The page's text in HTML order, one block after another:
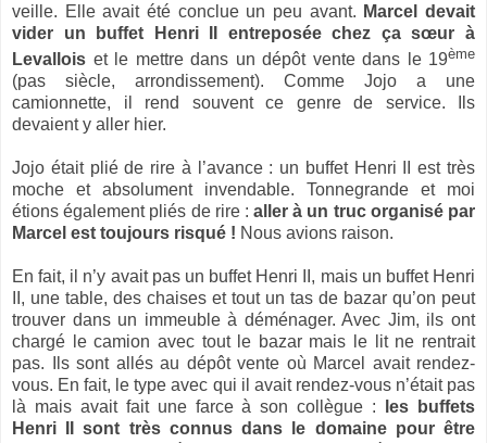
veille. Elle avait été conclue un peu avant. Marcel devait
vider un buffet Henri II entreposée chez ça sœur à
Levallois et le mettre dans un dépôt vente dans le 19ème
(pas siècle, arrondissement). Comme Jojo a une
camionnette, il rend souvent ce genre de service. Ils
devaient y aller hier.
Jojo était plié de rire à l’avance : un buffet Henri II est très
moche et absolument invendable. Tonnegrande et moi
étions également pliés de rire :aller à un truc organisé par
Marcel est toujours risqué ! Nous avions raison.
En fait, il n’y avait pas un buffet Henri II, mais un buffet Henri
II, une table, des chaises et tout un tas de bazar qu’on peut
trouver dans un immeuble à déménager. Avec Jim, ils ont
chargé le camion avec tout le bazar mais le lit ne rentrait
pas. Ils sont allés au dépôt vente où Marcel avait rendez-
vous. En fait, le type avec qui il avait rendez-vous n’était pas
là mais avait fait une farce à son collègue :
les buffets
Henri II sont très connus dans le domaine pour être